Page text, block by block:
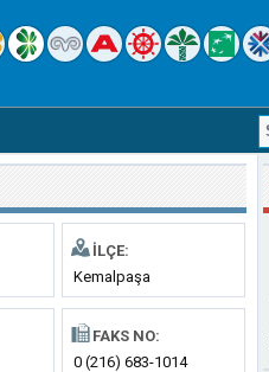
İLÇE:
Kemalpaşa
FAKS NO:
0 (216) 683-1014